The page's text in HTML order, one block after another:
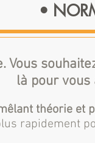
•
Vous
là pour
théorie et
rapidement